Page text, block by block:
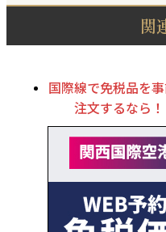
関
国際線で免税品を
注文するなら！